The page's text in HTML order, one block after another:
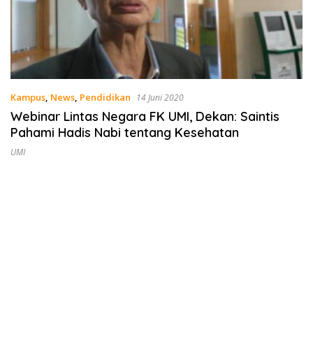
Kampus, News, Pendidikan 14 Juni 2020
Webinar Lintas Negara FK UMI, Dekan: Saintis
Pahami Hadis Nabi tentang Kesehatan
UMI